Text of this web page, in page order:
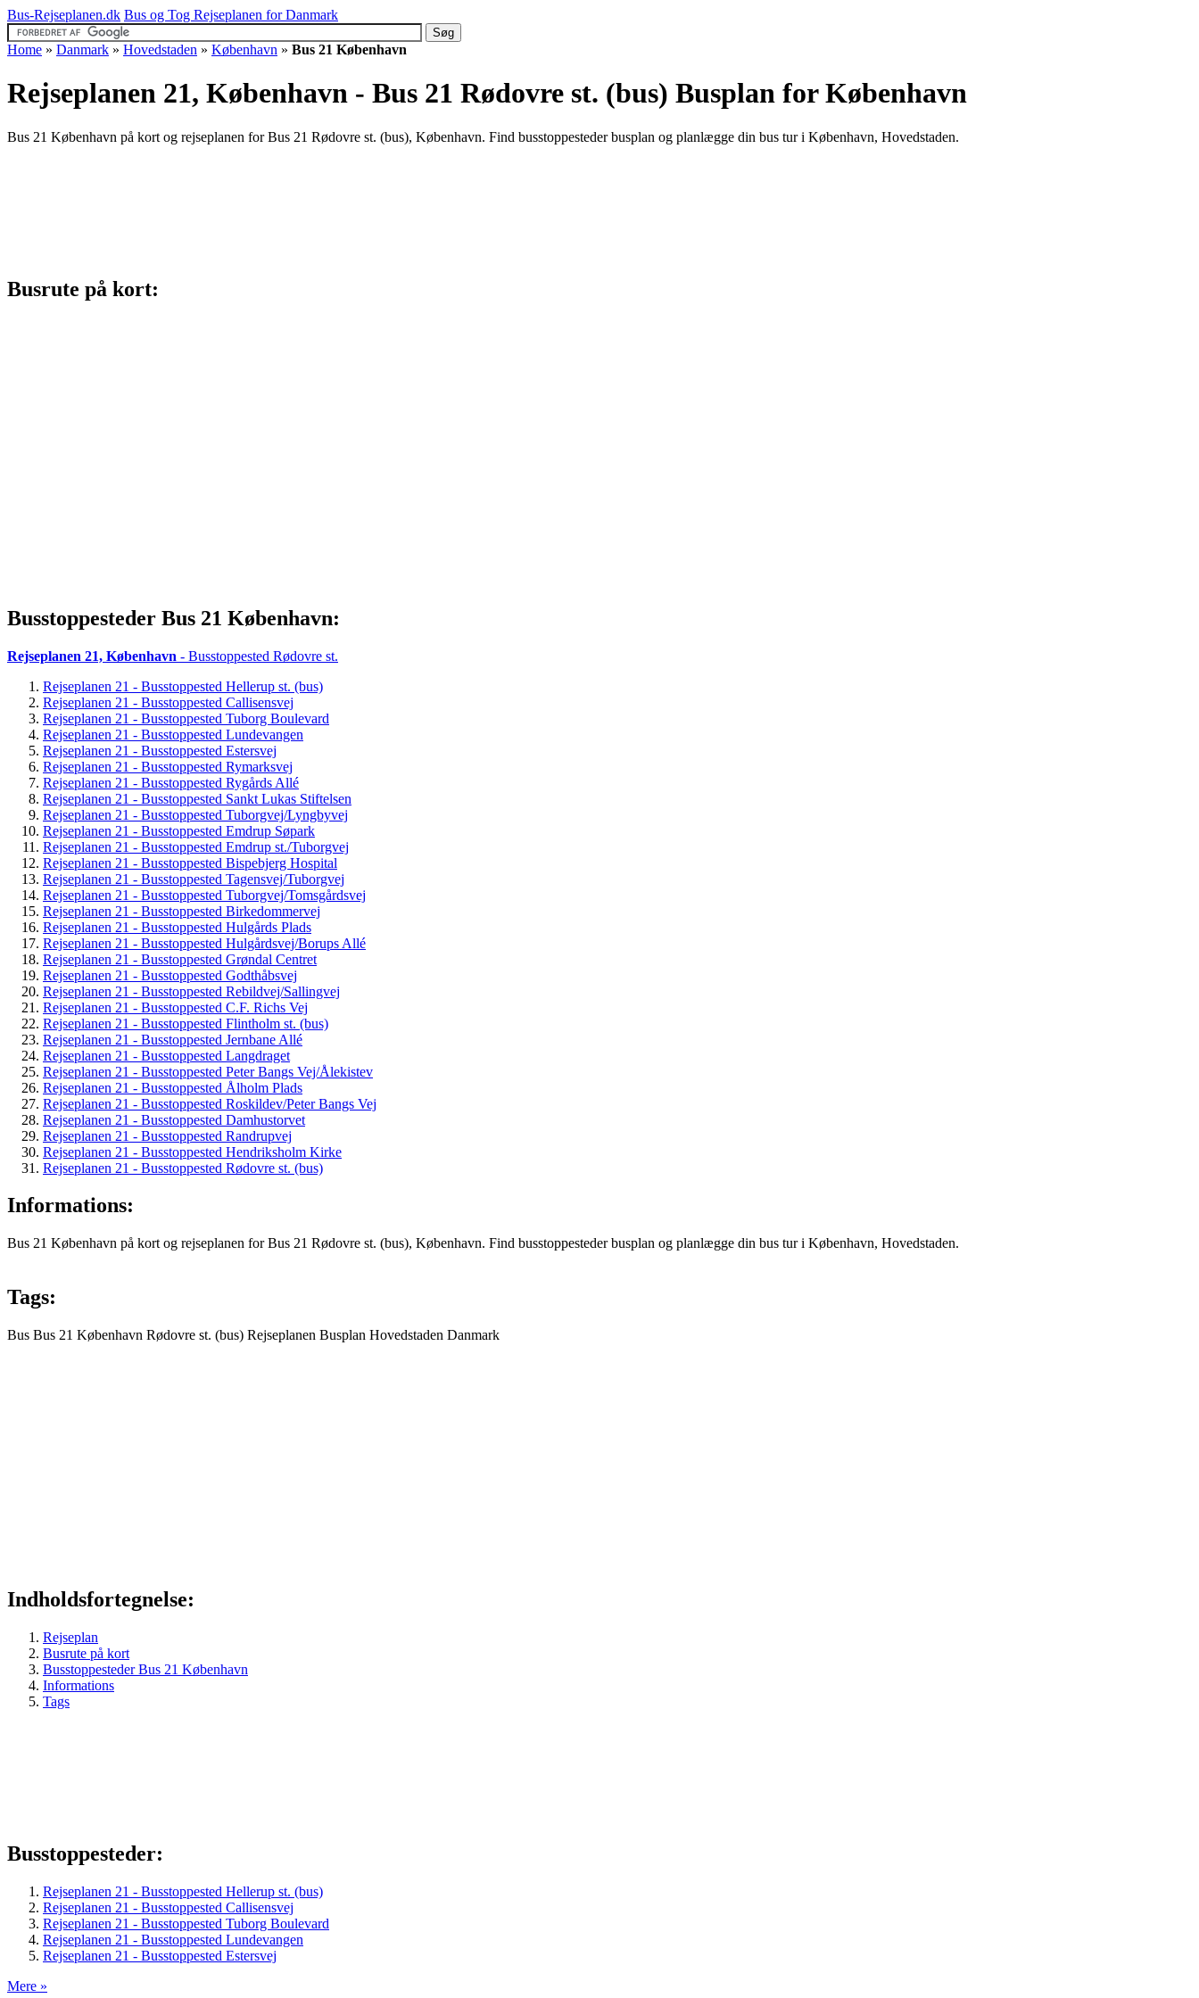
Bus-Rejseplanen.dk Bus og Tog Rejseplanen for Danmark
Home » Danmark » Hovedstaden » København » Bus 21 København
Rejseplanen 21, København - Bus 21 Rødovre st. (bus) Busplan for København
Bus 21 København på kort og rejseplanen for Bus 21 Rødovre st. (bus), København. Find busstoppesteder busplan og planlægge din bus tur i København, Hovedstaden.
Busrute på kort:
Busstoppesteder Bus 21 København:
Rejseplanen 21, København - Busstoppested Rødovre st.
Rejseplanen 21 - Busstoppested Hellerup st. (bus)
Rejseplanen 21 - Busstoppested Callisensvej
Rejseplanen 21 - Busstoppested Tuborg Boulevard
Rejseplanen 21 - Busstoppested Lundevangen
Rejseplanen 21 - Busstoppested Estersvej
Rejseplanen 21 - Busstoppested Rymarksvej
Rejseplanen 21 - Busstoppested Rygårds Allé
Rejseplanen 21 - Busstoppested Sankt Lukas Stiftelsen
Rejseplanen 21 - Busstoppested Tuborgvej/Lyngbyvej
Rejseplanen 21 - Busstoppested Emdrup Søpark
Rejseplanen 21 - Busstoppested Emdrup st./Tuborgvej
Rejseplanen 21 - Busstoppested Bispebjerg Hospital
Rejseplanen 21 - Busstoppested Tagensvej/Tuborgvej
Rejseplanen 21 - Busstoppested Tuborgvej/Tomsgårdsvej
Rejseplanen 21 - Busstoppested Birkedommervej
Rejseplanen 21 - Busstoppested Hulgårds Plads
Rejseplanen 21 - Busstoppested Hulgårdsvej/Borups Allé
Rejseplanen 21 - Busstoppested Grøndal Centret
Rejseplanen 21 - Busstoppested Godthåbsvej
Rejseplanen 21 - Busstoppested Rebildvej/Sallingvej
Rejseplanen 21 - Busstoppested C.F. Richs Vej
Rejseplanen 21 - Busstoppested Flintholm st. (bus)
Rejseplanen 21 - Busstoppested Jernbane Allé
Rejseplanen 21 - Busstoppested Langdraget
Rejseplanen 21 - Busstoppested Peter Bangs Vej/Ålekistev
Rejseplanen 21 - Busstoppested Ålholm Plads
Rejseplanen 21 - Busstoppested Roskildev/Peter Bangs Vej
Rejseplanen 21 - Busstoppested Damhustorvet
Rejseplanen 21 - Busstoppested Randrupvej
Rejseplanen 21 - Busstoppested Hendriksholm Kirke
Rejseplanen 21 - Busstoppested Rødovre st. (bus)
Informations:
Bus 21 København på kort og rejseplanen for Bus 21 Rødovre st. (bus), København. Find busstoppesteder busplan og planlægge din bus tur i København, Hovedstaden.
Tags:
Bus Bus 21 København Rødovre st. (bus) Rejseplanen Busplan Hovedstaden Danmark
Indholdsfortegnelse:
Rejseplan
Busrute på kort
Busstoppesteder Bus 21 København
Informations
Tags
Busstoppesteder:
Rejseplanen 21 - Busstoppested Hellerup st. (bus)
Rejseplanen 21 - Busstoppested Callisensvej
Rejseplanen 21 - Busstoppested Tuborg Boulevard
Rejseplanen 21 - Busstoppested Lundevangen
Rejseplanen 21 - Busstoppested Estersvej
Mere »